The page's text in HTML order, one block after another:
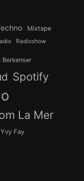
Mixtape
Radioshow
Berkenser
Spotify
La Mer
Yvy Fay